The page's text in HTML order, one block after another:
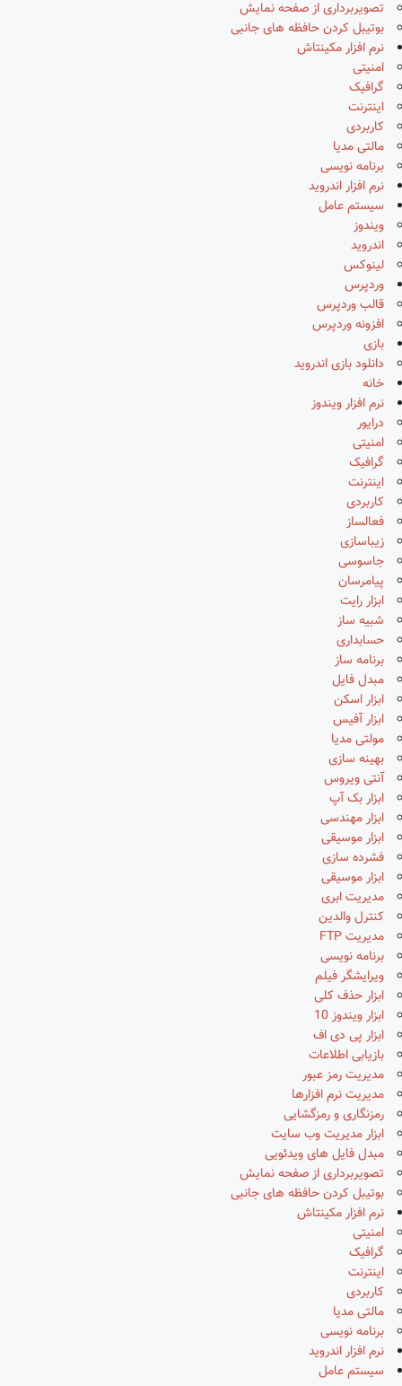
تصویربرداری از صفحه نمایش
بوتیبل کردن حافظه های جانبی
نرم افزار مکینتاش
امنیتی
گرافیک
اینترنت
کاربردی
مالتی مدیا
برنامه نویسی
نرم افزار اندروید
سیستم عامل
ویندوز
اندروید
لینوکس
وردپرس
قالب وردپرس
افزونه وردپرس
بازی
دانلود بازی اندروید
خانه
نرم افزار ویندوز
درایور
امنیتی
گرافیک
اینترنت
کاربردی
فعالساز
زیباسازی
جاسوسی
پیامرسان
ابزار رایت
شبیه ساز
حسابداری
برنامه ساز
مبدل فایل
ابزار اسکن
ابزار آفیس
مولتی مدیا
بهینه سازی
آنتی ویروس
ابزار بک آپ
ابزار مهندسی
ابزار موسیقی
فشرده سازی
ابزار موسیقی
مدیریت ابری
کنترل والدین
مدیریت FTP
برنامه نویسی
ویرایشگر فیلم
ابزار حذف کلی
ابزار ویندوز 10
ابزار پی دی اف
بازیابی اطلاعات
مدیریت رمز عبور
مدیریت نرم افزارها
رمزنگاری و رمزگشایی
ابزار مدیریت وب سایت
مبدل فایل های ویدئویی
تصویربرداری از صفحه نمایش
بوتیبل کردن حافظه های جانبی
نرم افزار مکینتاش
امنیتی
گرافیک
اینترنت
کاربردی
مالتی مدیا
برنامه نویسی
نرم افزار اندروید
سیستم عامل